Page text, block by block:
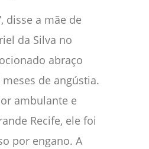
disse a mãe de
da Silva no
abraço
de angústia.
ambulante e
Recife, ele foi
por engano. A